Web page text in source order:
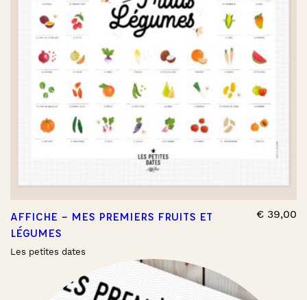
AFFICHE – MES PREMIERS FRUITS ET
LÉGUMES
Les petites dates
€ 39,00